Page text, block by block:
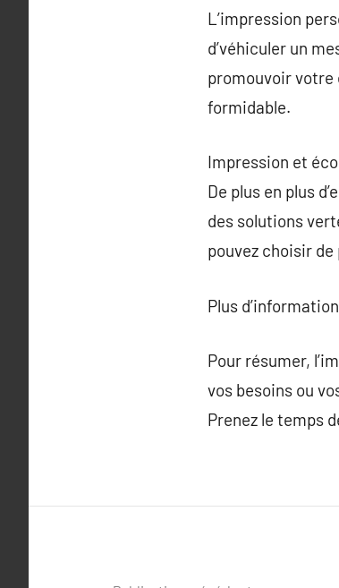
L’impression
d’véhiculer un
promouvoir votre
formidable.
Impression et
De plus en plus
des solutions
pouvez choisir
Plus
Pour résumer,
vos besoins ou
Prenez le temps